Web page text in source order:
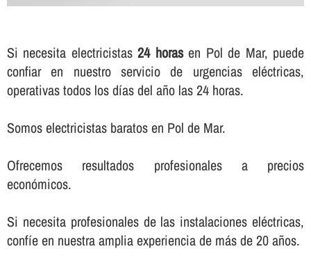
Si necesita electricistas24 horasen Pol de Mar, puede
confiar en nuestro servicio de urgencias eléctricas,
operativas todos los dí­as del año las 24 horas.
Somos electricistas baratos en Pol de Mar.
Ofrecemos resultados profesionales a precios
económicos.
Si necesita profesionales de las instalaciones eléctricas,
confí­e en nuestra amplia experiencia de más de 20 años.